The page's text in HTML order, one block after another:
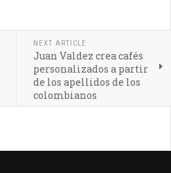
NEXT ARTICLE
Juan Valdez crea cafés
personalizados a partir
de los apellidos de los
colombianos